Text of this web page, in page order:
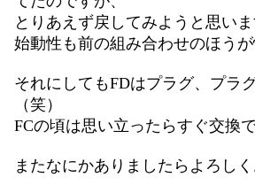
とりあえず戻してみようと思いま
始動性も前の組み合わせのほう
それにしてもFDはプラグ、プラ
（笑）
FCの頃は思い立ったらすぐ交換
またなにかありましたらよろしく